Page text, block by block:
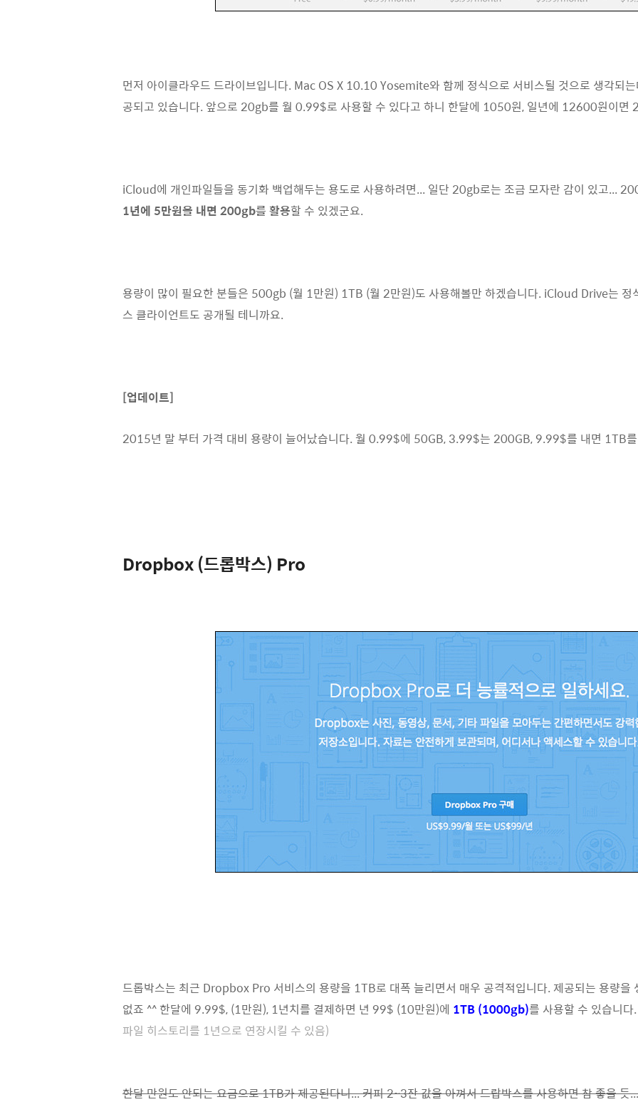
먼저 아이클라우드 드라이브입니다. Mac OS X 10.10 Yosemite와 함께 정식으로 서비스될 것으로 생각되
공되고 있습니다. 앞으로 20gb를 월 0.99$로 사용할 수 있다고 하니 한달에 1050원, 일년에 12600원이면
iCloud에 개인파일들을 동기화 백업해두는 용도로 사용하려면... 일단 20gb로는 조금 모자란 감이 있고...
1년에 5만원을 내면 200gb를 활용할 수 있겠군요.
용량이 많이 필요한 분들은 500gb (월 1만원) 1TB (월 2만원)도 사용해볼만 하겠습니다. iCloud Drive는 정
스 클라이언트도 공개될 테니까요.
[업데이트]
2015년 말 부터 가격 대비 용량이 늘어났습니다. 월 0.99$에 50GB, 3.99$는 200GB, 9.99$를 내면 1TB를
Dropbox (드롭박스) Pro
드롭박스는 최근 Dropbox Pro 서비스의 용량을 1TB로 대폭 늘리면서 매우 공격적입니다. 제공되는 용량을
없죠 ^^ 한달에 9.99$, (1만원), 1년치를 결제하면 년 99$ (10만원)에 1TB (1000gb)를 사용할 수 있습니다.
파일 히스토리를 1년으로 연장시킬 수 있음)
한달 만원도 안되는 요금으로 1TB가 제공된다니... 커피 2~3잔 값을 아껴서 드랍박스를 사용하면 참 좋을 듯...